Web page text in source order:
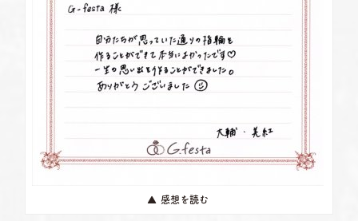
▲ 感想を読む